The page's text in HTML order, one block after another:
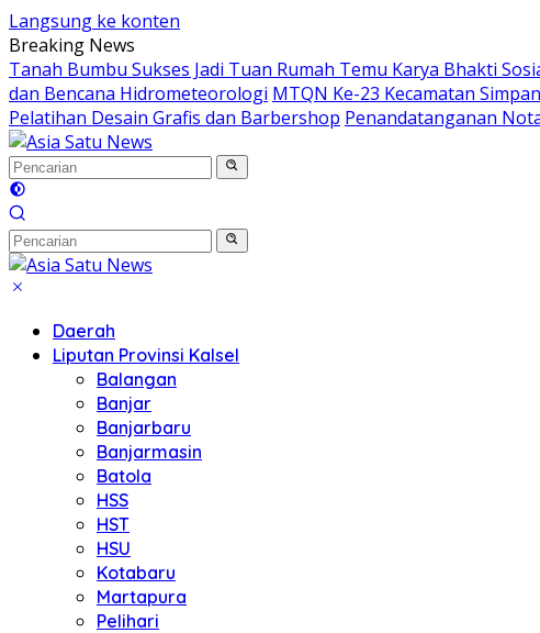
Langsung ke konten
Breaking News
Tanah Bumbu Sukses Jadi Tuan Rumah Temu Karya Bhakti
dan Bencana Hidrometeorologi MTQN Ke-23 Kecamatan
Pelatihan Desain Grafis dan Barbershop Penandatanganan
Daerah
Liputan Provinsi Kalsel
Balangan
Banjar
Banjarbaru
Banjarmasin
Batola
HSS
HST
HSU
Kotabaru
Martapura
Pelihari